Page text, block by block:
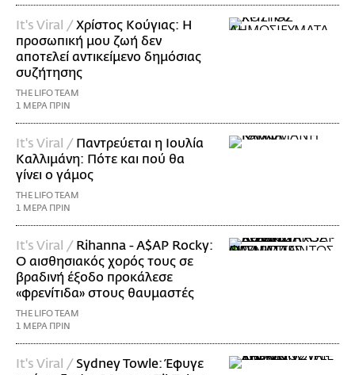
It's Viral / Χρίστος Κούγιας: Η
προσωπική μου ζωή δεν
αποτελεί αντικείμενο δημόσιας
συζήτησης
THE LIFO TEAM
1 ΜΕΡΑ ΠΡΙΝ
It's Viral / Παντρεύεται η Ιουλία
Καλλιμάνη: Πότε και πού θα
γίνει ο γάμος
THE LIFO TEAM
1 ΜΕΡΑ ΠΡΙΝ
It's Viral / Rihanna - A$AP Rocky:
Ο αισθησιακός χορός τους σε
βραδινή έξοδο προκάλεσε
«φρενίτιδα» στους θαυμαστές
THE LIFO TEAM
1 ΜΕΡΑ ΠΡΙΝ
It's Viral / Sydney Towle: Έφυγε